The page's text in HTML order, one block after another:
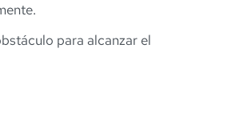
para alcanzar el